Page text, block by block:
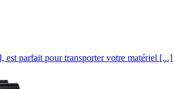
parfait pour transporter votre matériel [...]